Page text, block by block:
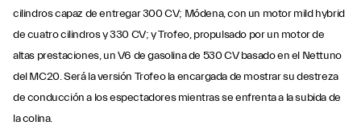
cilindros capaz de entregar 300 CV; Módena, con un motor mild hybrid
de cuatro cilindros y 330 CV; y Trofeo, propulsado por un motor de
altas prestaciones, un V6 de gasolina de 530 CV basado en el Nettuno
del MC20. Será la versión Trofeo la encargada de mostrar su destreza
de conducción a los espectadores mientras se enfrenta a la subida de
la colina.